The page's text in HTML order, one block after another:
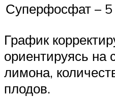
Суперфосфат – 5
График
ориентируясь на
лимона,
плодов.